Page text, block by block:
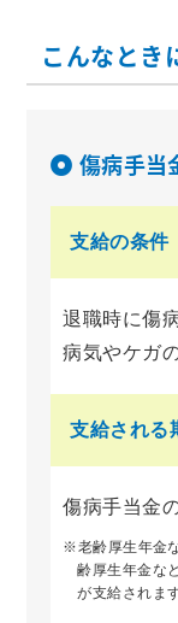
こんなとき
傷病手当
支給の条件
退職時に傷
病気やケガ
支給される
傷病手当金
※老齢厚生年金
齢厚生年金な
が支給されます